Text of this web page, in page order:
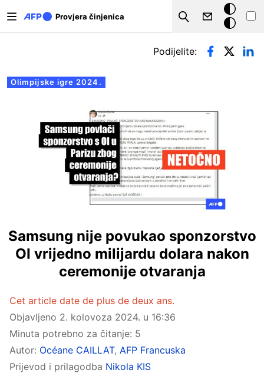
Provjera činjenica
Search
Tamna
pozadina
Primarne oznake
Olimpijske igre 2024.
Podijelite:
Samsung nije povukao sponzorstvo
OI vrijedno milijardu dolara nakon
ceremonije otvaranja
Cet article date de plus de deux ans.
Objavljeno 2. kolovoza 2024. u 16:36
Minuta potrebno za čitanje: 5
Autor: Océane CAILLAT, AFP Francuska
Prijevod i prilagodba Nikola KIS